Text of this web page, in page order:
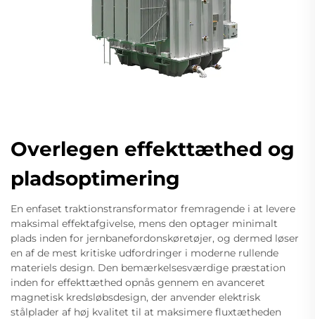
Overlegen effekttæthed og
pladsoptimering
En enfaset traktionstransformator fremragende i at levere
maksimal effektafgivelse, mens den optager minimalt
plads inden for jernbanefordonskøretøjer, og dermed løser
en af de mest kritiske udfordringer i moderne rullende
materiels design. Den bemærkelsesværdige præstation
inden for effekttæthed opnås gennem en avanceret
magnetisk kredsløbsdesign, der anvender elektrisk
stålplader af høj kvalitet til at maksimere fluxtætheden